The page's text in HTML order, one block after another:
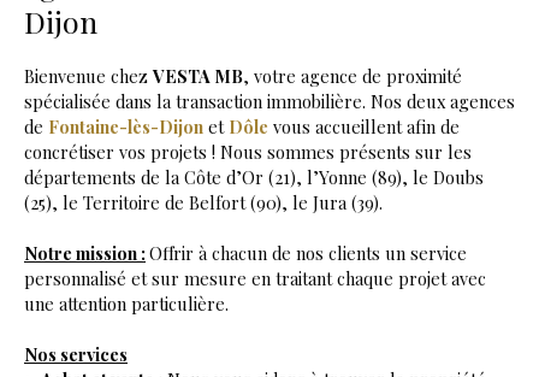
Dijon
Bienvenue chez VESTA MB, votre agence de proximité
spécialisée dans la transaction immobilière. Nos deux agences
de Fontaine-lès-Dijon et Dôle vous accueillent afin de
concrétiser vos projets ! Nous sommes présents sur les
départements de la Côte d’Or (21), l’Yonne (89), le Doubs
(25), le Territoire de Belfort (90), le Jura (39).
Notre mission :Offrir à chacun de nos clients un service
personnalisé et sur mesure en traitant chaque projet avec
une attention particulière.
Nos services